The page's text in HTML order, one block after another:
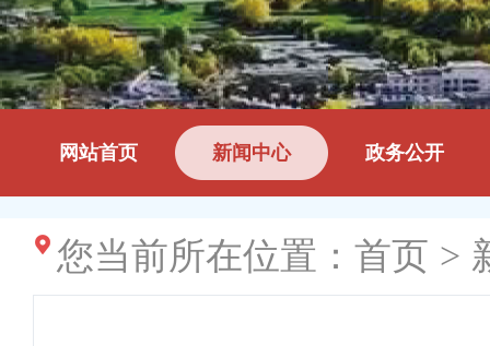
网站首页 新闻中心 政务公开
您当前所在位置： 首页 >